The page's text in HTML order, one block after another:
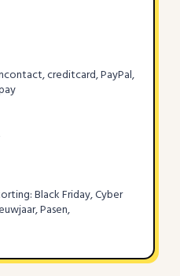
creditcard, PayPal,
Black Friday, Cyber
Pasen,